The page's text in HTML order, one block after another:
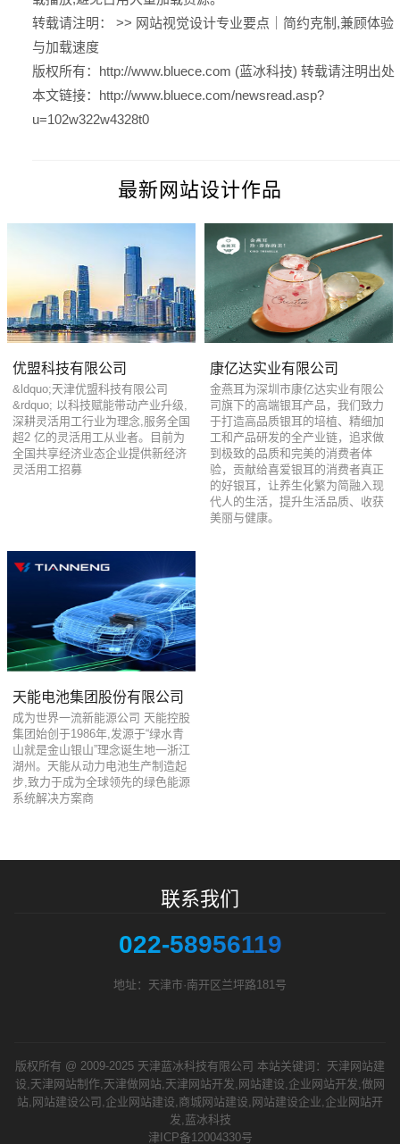
转载请注明： >> 网站视觉设计专业要点｜简约克制,兼顾体验
与加载速度
版权所有： http://www.bluece.com (蓝冰科技) 转载请注明出处
本文链接： http://www.bluece.com/newsread.asp?
u=102w322w4328t0
最新网站设计作品
优盟科技有限公司
&ldquo;天津优盟科技有限公司
&rdquo; 以科技赋能带动产业升级,
深耕灵活用工行业为理念,服务全国
超2 亿的灵活用工从业者。目前为
全国共享经济业态企业提供新经济
灵活用工招募
康亿达实业有限公司
金燕耳为深圳市康亿达实业有限公
司旗下的高端银耳产品，我们致力
于打造高品质银耳的培植、精细加
工和产品研发的全产业链，追求做
到极致的品质和完美的消费者体
验，贡献给喜爱银耳的消费者真正
的好银耳，让养生化繁为简融入现
代人的生活，提升生活品质、收获
美丽与健康。
天能电池集团股份有限公司
成为世界一流新能源公司 天能控股
集团始创于1986年,发源于“绿水青
山就是金山银山”理念诞生地一浙江
湖州。天能从动力电池生产制造起
步,致力于成为全球领先的绿色能源
系统解决方案商
联系我们
022-58956119
地址：天津市·南开区兰坪路181号
版权所有 @ 2009-2025 天津蓝冰科技有限公司 本站关键词：天津网站建
设,天津网站制作,天津做网站,天津网站开发,网站建设,企业网站开发,做网
站,网站建设公司,企业网站建设,商城网站建设,网站建设企业,企业网站开
发,蓝冰科技
津ICP备12004330号